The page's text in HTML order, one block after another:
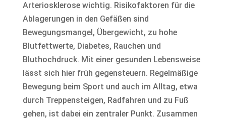
Arteriosklerose wichtig. Risikofaktoren für die
Ablagerungen in den Gefäßen sind
Bewegungsmangel, Übergewicht, zu hohe
Blutfettwerte, Diabetes, Rauchen und
Bluthochdruck. Mit einer gesunden Lebensweise
lässt sich hier früh gegensteuern. Regelmäßige
Bewegung beim Sport und auch im Alltag, etwa
durch Treppensteigen, Radfahren und zu Fuß
gehen, ist dabei ein zentraler Punkt. Zusammen